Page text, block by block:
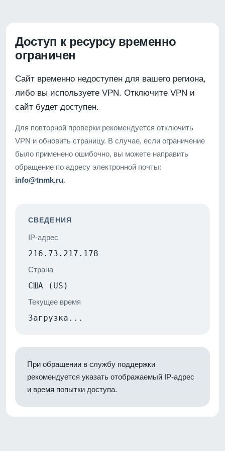
Доступ к ресурсу временно
ограничен
Сайт временно недоступен для вашего региона,
либо вы используете VPN. Отключите VPN и
сайт будет доступен.
Для повторной проверки рекомендуется отключить
VPN и обновить страницу. В случае, если ограничение
было применено ошибочно, вы можете направить
обращение по адресу электронной почты:
info@tnmk.ru.
СВЕДЕНИЯ
IP-адрес
216.73.217.178
Страна
США (US)
Текущее время
Загрузка...
При обращении в службу поддержки
рекомендуется указать отображаемый IP-адрес
и время попытки доступа.